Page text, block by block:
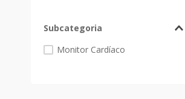
Subcategoria
Monitor Cardíaco